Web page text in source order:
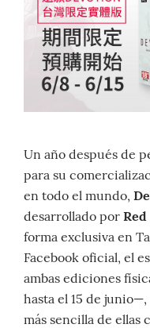
Un año después de
para su
en todo el mundo,
desarrollado por Red
forma exclusiva en
Facebook oficial, el
ambas ediciones
hasta el 15 de
más sencilla de ellas